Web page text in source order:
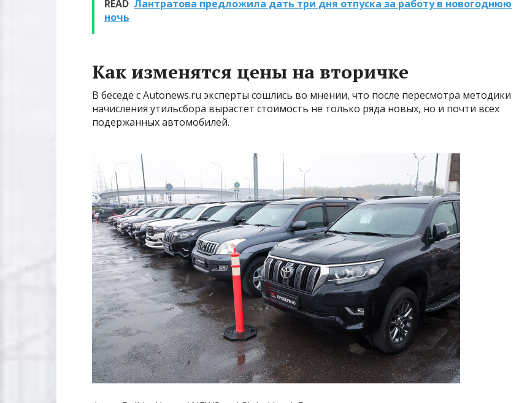
READ Лантратова предложила дать три дня отпуска за работу в новогоднюю
ночь
Как изменятся цены на вторичке
В беседе с Autonews.ru эксперты сошлись во мнении, что после пересмотра методики
начисления утильсбора вырастет стоимость не только ряда новых, но и почти всех
подержанных автомобилей.